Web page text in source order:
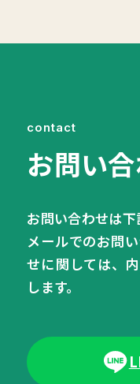
contact
お問い
お問い合わせは下
メールでのお問
せに関しては、
します。